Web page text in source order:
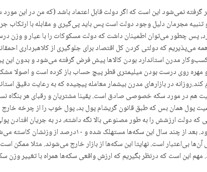
گرفته نمی‌شود این است که اگر دولت قابل اعتماد باشد (که من در این
تنبیه مجرمان دلیل وجود دولت است پس باید پی‌گیری و مقابله با
پس چطور می‌توان اطمینان داشت که دولت مسکوکات را با عیار و
می‌پذیریم که دولتی کردن کل اقتصاد برای جلوگیری از کلاهبرداری
مدرن استاندارد بودن کالاها پیش فرض گرفته می‌شود و بدون
و مهره روی درست بودن میلیمتری قطر پیچ حساب باز کرده است و
در بازارهای مدرن بیشمار معامله پیچیده که به رعایت دقیق
در مورد سکه خصوصی صادق است. یقینا مشتریان و رقبای هر بنگاه
پول همان بس که طبق قانون گریشام پول بد، پول خوب را از چرخه خارج
که دولت ارزشش را به طور مصنوعی بالا نگه داشته، در به جریان
شده، اختلال ایجاد می‌کند.فرض کنید که سکه‌های طلا با وزن یک اونس در بازار دست
اسمی آن‌ها بی‌اعتبار است. نهایتا این سکه‌ها از بازار خارج می‌شوند. مثلا
این است که درنظر بگیریم که ارزش واقعی سکه‌ها همراه با تغییر وزن